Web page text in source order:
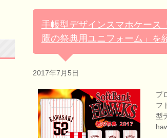
手帳型デザインスマホケース
鷹の祭典用ユニフォーム」を
2017年7月5日
プ
フ
型